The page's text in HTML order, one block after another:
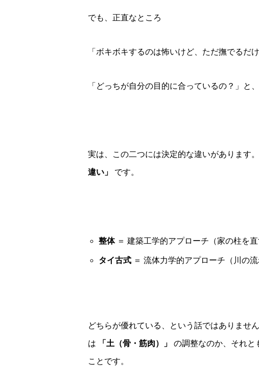
でも、正直なところ
「ボキボキするのは怖いけど、ただ撫でるだ
「どっちが自分の目的に合っているの？」と
実は、この二つには決定的な違いがあります
違い」 です。
整体＝ 建築工学的アプローチ（家の柱を
タイ古式＝ 流体力学的アプローチ（川の
どちらが優れている、という話ではありませ
は 「土（骨・筋肉）」 の調整なのか、それと
ことです。